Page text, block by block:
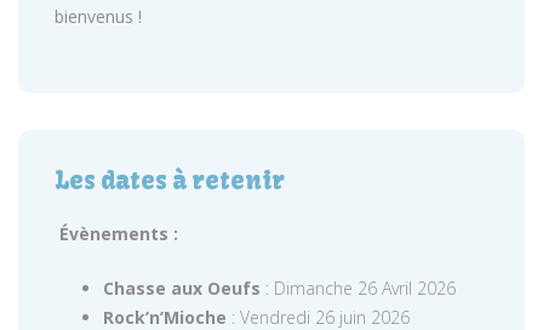
bienvenus !
Les dates à retenir
Évènements :
Chasse aux Oeufs : Dimanche 26 Avril 2026
Rock’n’Mioche : Vendredi 26 juin 2026